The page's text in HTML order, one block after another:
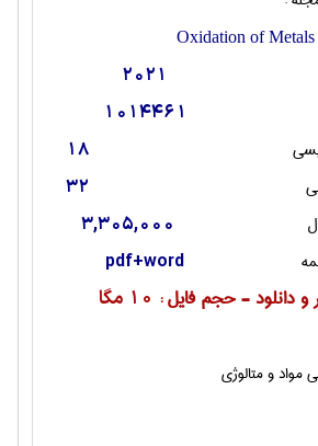
Oxidation of Metals
2021
1014461
18
32
3,305,000
pdf+word
و دانلود - حجم فایل :
10 مگا
و متالوژی